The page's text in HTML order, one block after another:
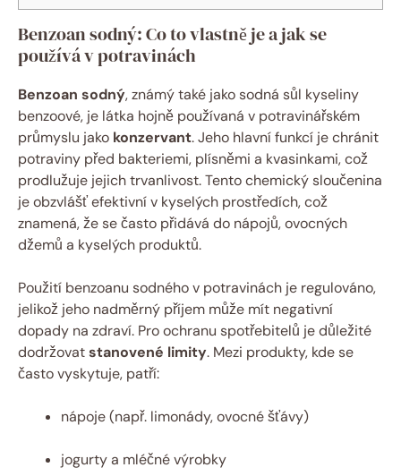
Benzoan sodný: Co to vlastně je a jak se
používá v potravinách
Benzoan sodný, známý také jako sodná sůl kyseliny
benzoové, je látka hojně používaná v potravinářském
průmyslu jako konzervant. Jeho hlavní funkcí je chránit
potraviny před bakteriemi, plísněmi a kvasinkami, což
prodlužuje jejich trvanlivost. Tento chemický sloučenina
je obzvlášť efektivní v kyselých prostředích, což
znamená, že se často přidává do nápojů, ovocných
džemů a kyselých produktů.
Použití benzoanu sodného v potravinách je regulováno,
jelikož jeho nadměrný příjem může mít negativní
dopady na zdraví. Pro ochranu spotřebitelů je důležité
dodržovatstanovené limity. Mezi produkty, kde se
často vyskytuje, patří:
nápoje (např. limonády, ovocné šťávy)
jogurty a mléčné výrobky